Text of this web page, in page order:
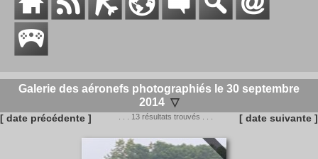
Galerie des aéronefs photographiés le 30 septembre
2014 ▽
[ date précédente ] . . . 13 résultats trouvés . . . [ date suivante ]